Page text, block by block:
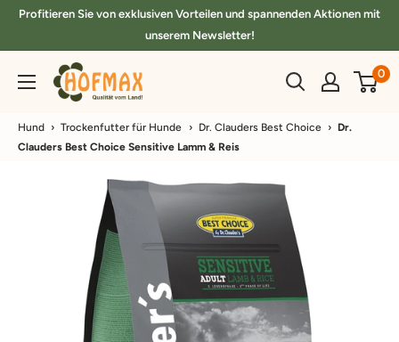
DirektProfitieren Sie von exklusiven Vorteilen und spannenden Aktionen mit
unserem Newsletter!
hofmax.de 0
Hund › Trockenfutter für Hunde › Dr. Clauders Best Choice › Dr.
Clauders Best Choice Sensitive Lamm & Reis